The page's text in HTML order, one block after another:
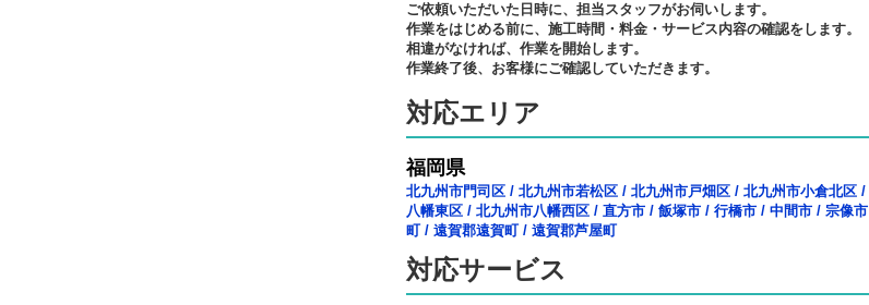
ご依頼いただいた日時に、担当スタッフがお伺いします。
作業をはじめる前に、施工時間・料金・サービス内容の確認をします。
相違がなければ、作業を開始します。
作業終了後、お客様にご確認していただきます。
対応エリア
福岡県
北九州市門司区 / 北九州市若松区 / 北九州市戸畑区 / 北九州市小倉北区 /
八幡東区 / 北九州市八幡西区 / 直方市 / 飯塚市 / 行橋市 / 中間市 / 宗像市
町/ 遠賀郡遠賀町/ 遠賀郡芦屋町
対応サービス